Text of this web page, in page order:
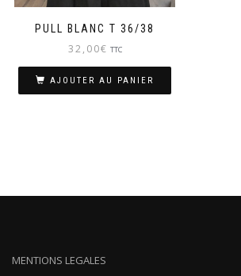
PULL BLANC T 36/38
32,00€ TTC
AJOUTER AU PANIER
MENTIONS LEGALES